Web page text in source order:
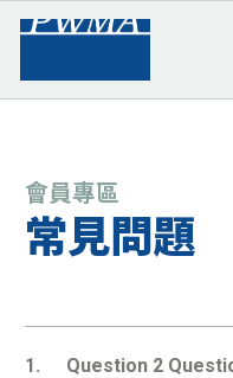
會員專區
常見問題
1. Question 2